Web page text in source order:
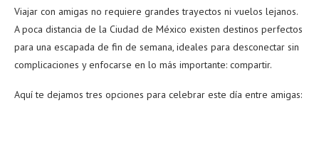
Viajar con amigas no requiere grandes trayectos ni vuelos lejanos.
A poca distancia de la Ciudad de México existen destinos perfectos
para una escapada de fin de semana, ideales para desconectar sin
complicaciones y enfocarse en lo más importante: compartir.
Aquí te dejamos tres opciones para celebrar este día entre amigas: